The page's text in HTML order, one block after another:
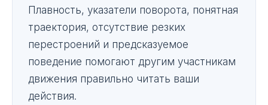
Плавность, указатели поворота, понятная
траектория, отсутствие резких
перестроений и предсказуемое
поведение помогают другим участникам
движения правильно читать ваши
действия.